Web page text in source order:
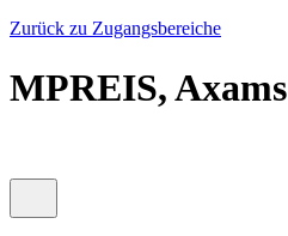
Zurück zu Zugangsbereiche
MPREIS, Axams